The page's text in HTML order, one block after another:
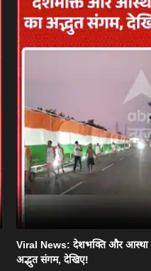
Viral News: देशभक्ति और आस्था
अद्भुत संगम, देखिए!